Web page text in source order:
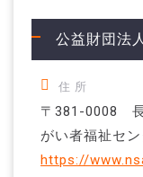
公益財団法
住 所
〒381-0008
がい者福祉セ
https://